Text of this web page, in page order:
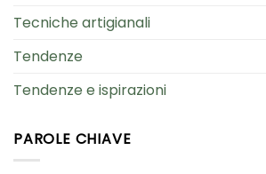
Tecniche artigianali
Tendenze
Tendenze e ispirazioni
PAROLE CHIAVE